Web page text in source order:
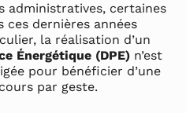
administratives, certaines
dernières années
la réalisation d’un
Énergétique (DPE) n’est
pour bénéficier d’une
par geste.